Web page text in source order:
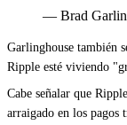
— Brad
Garlinghouse también
Ripple esté viviendo
Cabe señalar que
arraigado en los pagos